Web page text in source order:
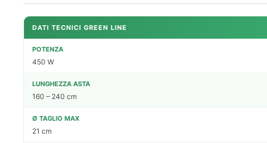
DATI TECNICI GREEN LINE
POTENZA
450 W
LUNGHEZZA ASTA
160 – 240 cm
Ø TAGLIO MAX
21 cm